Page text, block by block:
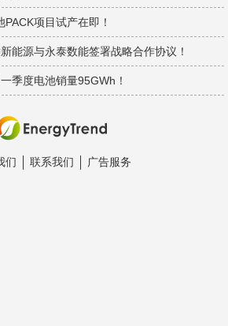
项目试产在即！
能源与永泰数能签署战略合作协议！
季度电池销量95GWh！
们 联系我们 广告服务